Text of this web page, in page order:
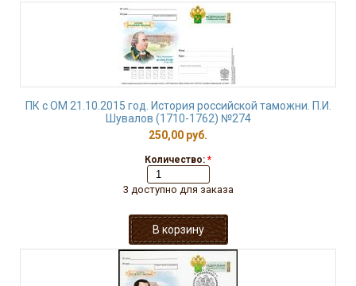
ПК с ОМ 21.10.2015 год. История российской таможни. П.И.
Шувалов (1710-1762) №274
250,00 руб.
Количество: *
3 доступно для заказа